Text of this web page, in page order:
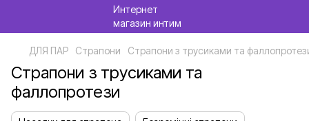
ДЛЯ ПАР Страпони Страпони з трусиками та
Страпони з трусиками та
фаллопротези